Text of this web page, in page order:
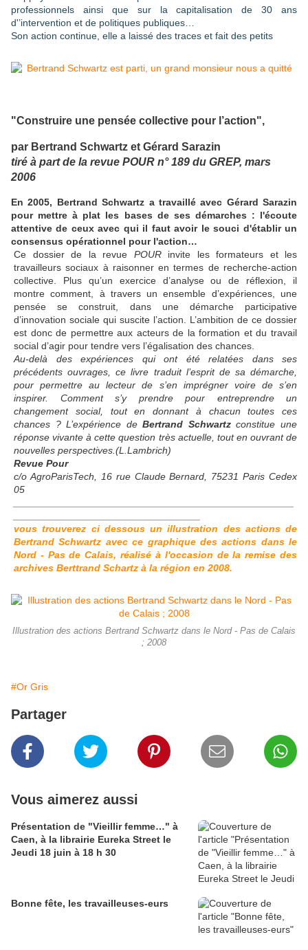
professionnels ainsi que sur la capitalisation de 30 ans
d'’intervention et de politiques publiques…
Son action continue, elle a laissé des traces et fait des petits
"Construire une pensée collective pour l’action",
par Bertrand Schwartz et Gérard Sarazin
tiré à part de la revue POUR n° 189 du GREP, mars
2006
En 2005, Bertrand Schwartz a travaillé avec Gérard Sarazin
pour mettre à plat les bases de ses démarches : l'écoute
attentive de ceux avec qui il faut avoir le souci d'établir un
consensus opérationnel pour l'action…
Ce dossier de la revue POURinvite les formateurs et les
travailleurs sociaux à raisonner en termes de recherche-action
collective. Plus qu’un exercice d’analyse ou de réflexion, il
montre comment, à travers un ensemble d’expériences, une
pensée se construit, dans une démarche participative
d’innovation sociale qui suscite l’action. L’ambition de ce dossier
est donc de permettre aux acteurs de la formation et du travail
social d’agir pour tendre vers l’égalisation des chances.
Au-delà des expériences qui ont été relatées dans ses
précédents ouvrages, ce livre traduit l’esprit de sa démarche,
pour permettre au lecteur de s’en imprégner voire de s’en
inspirer. Comment s’y prendre pour entreprendre un
changement social, tout en donnant à chacun toutes ces
chances ? L’expérience deBertrand Schwartzconstitue une
réponse vivante à cette question très actuelle, tout en ouvrant de
nouvelles perspectives.(L.Lambrich)
Revue Pour
c/o AgroParisTech, 16 rue Claude Bernard, 75231 Paris Cedex
05
vous trouverez ci dessous un illustration des actions de
Bertrand Schwartz avec ce graphique des actions dans le
Nord - Pas de Calais, réalisé à l'occasion de la remise des
archives Berttrand Schartz à la région en 2008.
Illustration des actions Bertrand Schwartz dans le Nord - Pas de Calais
; 2008
#Or Gris
Partager
Vous aimerez aussi
Présentation de "Vieillir femme…" à
Caen, à la librairie Eureka Street le
Jeudi 18 juin à 18 h 30
Bonne fête, les travailleuses-eurs